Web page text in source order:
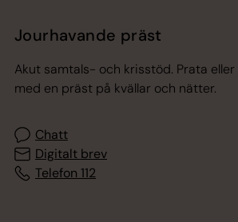
Jourhavande präst
Akut samtals- och krisstöd. Prata
med en präst på kvällar och nätter.
Chatt
Digitalt brev
Telefon 112